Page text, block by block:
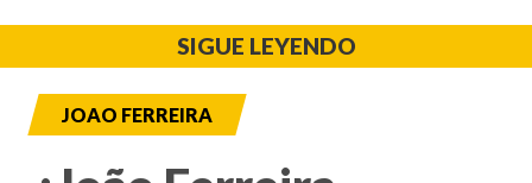
SIGUE LEYENDO
JOAO FERREIRA